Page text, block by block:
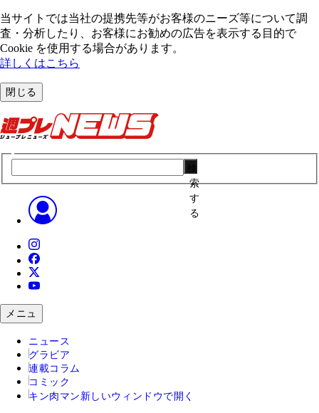
当サイトでは当社の提携先等がお客様のニーズ等について調
査・分析したり、お客様にお勧めの広告を表⽰する⽬的で
Cookie を使⽤する場合があります。
詳しくはこちら
閉じる
索
す
る
メニュ
ニュース
グラビア
連載コラム
コミック
キン肉マン 新しいウィンドウで開く